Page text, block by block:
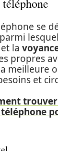
se
et la
propres
meilleure
et